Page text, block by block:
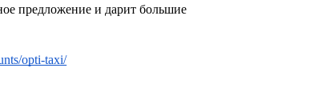
предложение и дарит большие
opti-taxi/